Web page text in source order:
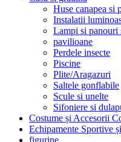
Huse canapea si
Instalatii
Lampi si panouri
pavilioane
Perdele insecte
Piscine
Plite/Aragazuri
Saltele gonflabile
Scule si unelte
Sifoniere si
Costume și Accesorii
Echipamente Sportive
figurine